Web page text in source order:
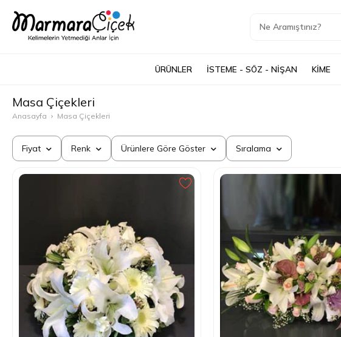
ÜRÜNLER İSTEME - SÖZ - NİŞAN KİME
Masa Çiçekleri
Anasayfa Masa Çiçekleri
Fiyat
5.000 - 10.000 TL
10.000 TL ve üstü
Renk
Kırmızı
Sarı
Pembe
Mor
Uygula
Ürünlere Göre Göster
İndirimli Ürünleri Göster
Sıralama
Ucuzdan Pahalıya
Pahalıdan Ucuza
En Çok Beğenilenler
En Çok Değerlendirilenler
En Yeniler